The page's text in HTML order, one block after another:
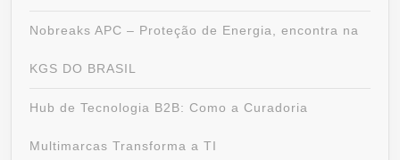
Nobreaks APC – Proteção de Energia, encontra na
KGS DO BRASIL
Hub de Tecnologia B2B: Como a Curadoria
Multimarcas Transforma a TI